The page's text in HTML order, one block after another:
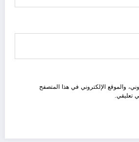
والموقع الإلكتروني في هذا المتصفح
تعليقي.